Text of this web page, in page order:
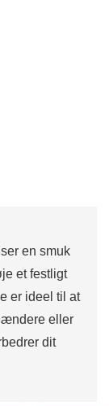
en smuk
et festligt
er ideel til at
eller
dit